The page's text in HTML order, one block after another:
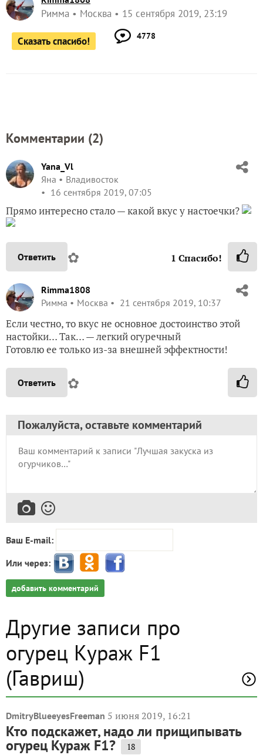
Римма Москва 15 сентября 2019, 23:19
Сказать спасибо! 4778
Комментарии (2)
Yana_Vl
Яна
Владивосток
16 сентября 2019, 07:05
Прямо интересно стало — какой вкус у настоечки?
Ответить ✿ 1 Спасибо!
Rimma1808
Римма
Москва 21 сентября 2019, 10:37
Если честно, то вкус не основное достоинство этой
настойки… Так… — легкий огуречный
Готовлю ее только из-за внешней эффектности!
Ответить ✿
Пожалуйста, оставьте комментарий
Ваш E-mail:
Или через:
добавить комментарий
Другие записи про
огурец Кураж F1
(Гавриш)
DmitryBlueeyesFreeman 5 июня 2019, 16:21
Кто подскажет, надо ли прищипывать
огурец Кураж F1? 18